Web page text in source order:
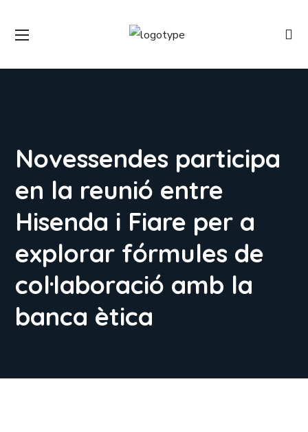
Novessendes participa
en la reunió entre
Hisenda i Fiare per a
explorar fórmules de
col·laboració amb la
banca ètica